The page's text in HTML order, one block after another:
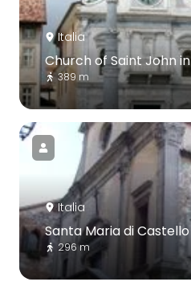
Italia
Church of Saint John
389 m
Italia
Santa Maria di Castello
296 m